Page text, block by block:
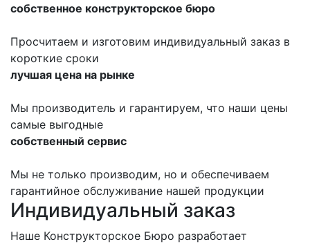
собственное конструкторское бюро
Просчитаем и изготовим индивидуальный заказ в
короткие сроки
лучшая цена на рынке
Мы производитель и гарантируем, что наши цены
самые выгодные
собственный сервис
Мы не только производим, но и обеспечиваем
гарантийное обслуживание нашей продукции
Индивидуальный заказ
Наше Конструкторское Бюро разработает